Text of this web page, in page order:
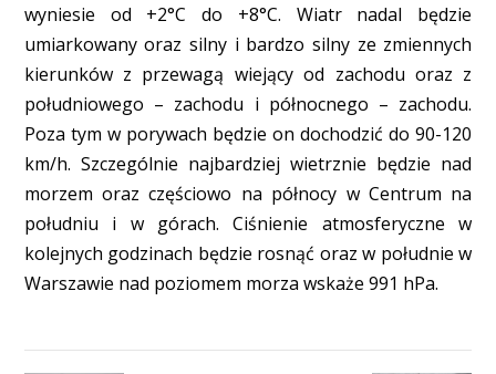
wyniesie od +2°C do +8°C. Wiatr nadal będzie
umiarkowany oraz silny i bardzo silny ze zmiennych
kierunków z przewagą wiejący od zachodu oraz z
południowego – zachodu i północnego – zachodu.
Poza tym w porywach będzie on dochodzić do 90-120
km/h. Szczególnie najbardziej wietrznie będzie nad
morzem oraz częściowo na północy w Centrum na
południu i w górach. Ciśnienie atmosferyczne w
kolejnych godzinach będzie rosnąć oraz w południe w
Warszawie nad poziomem morza wskaże 991 hPa.